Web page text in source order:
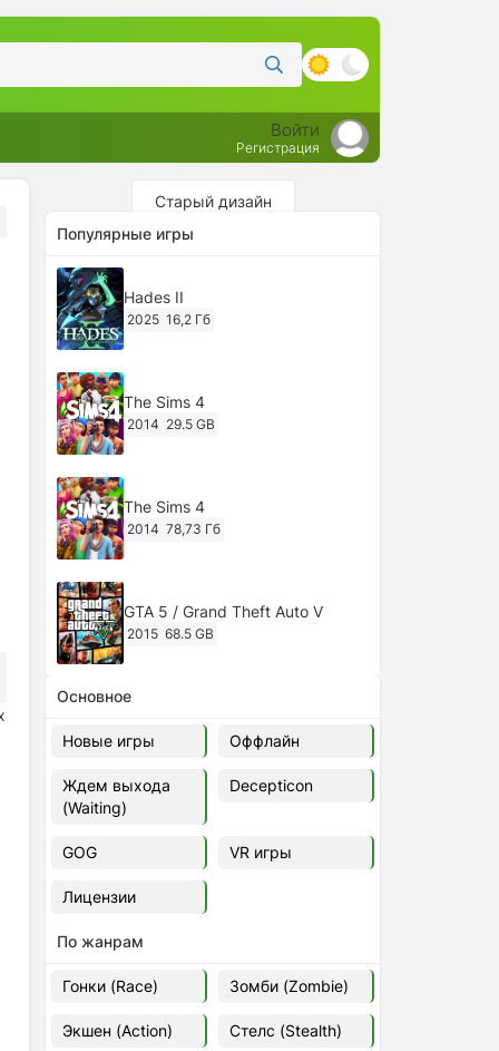
Войти
Регистрация
Старый дизайн
Популярные игры
Hades II
2025 16,2 Гб
The Sims 4
2014 29.5 GB
The Sims 4
2014 78,73 Гб
GTA 5 / Grand Theft Auto V
2015 68.5 GB
Ghost of Tsushima: Director's Cut
v.1053.8.1023.1614 [RePack
Decepticon] (2024)
2024
Cyberpunk 2077
49.4 GB
Ghost of Tsushima: Director's Cut
v.1053.9.0623.1807 [Папка
Euro Truck Simulator 2 v.1.60.1.7s
[Папка игры] (2012)
Основное
Новые игры Оффлайн
Ждем выхода
(Waiting)
Decepticon
GOG VR игры
Лицензии
По жанрам
Гонки (Race) Зомби (Zombie)
Экшен (Action) Стелс (Stealth)